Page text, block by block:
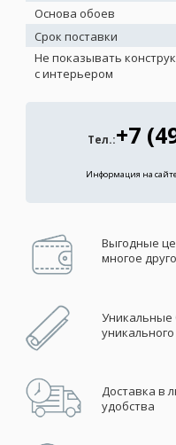
Основа обоев
Срок поставки
Не показывать
с интерьером
Тел.:+7
Информация на
Выгодные
многое
Уникальные
Доставка в
удобства